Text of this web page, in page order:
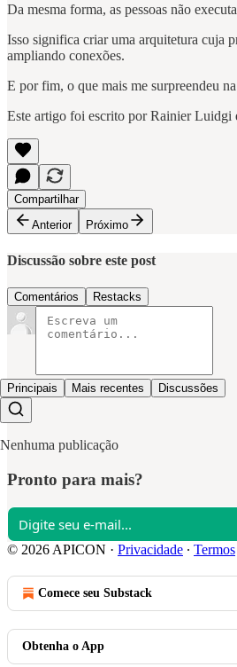
Da mesma forma, as pessoas não
Isso significa criar uma arquitetura cuja
ampliando conexões.
E por fim, o que mais me surpreendeu
Este artigo foi escrito por Rainier Luidgi
Compartilhar
Anterior
Próximo
Discussão sobre este post
Comentários Restacks
Principais Mais recentes Discussões
Nenhuma publicação
Pronto para mais?
© 2026 APICON · Privacidade ∙ Termos
Comece seu Substack
Obtenha o App